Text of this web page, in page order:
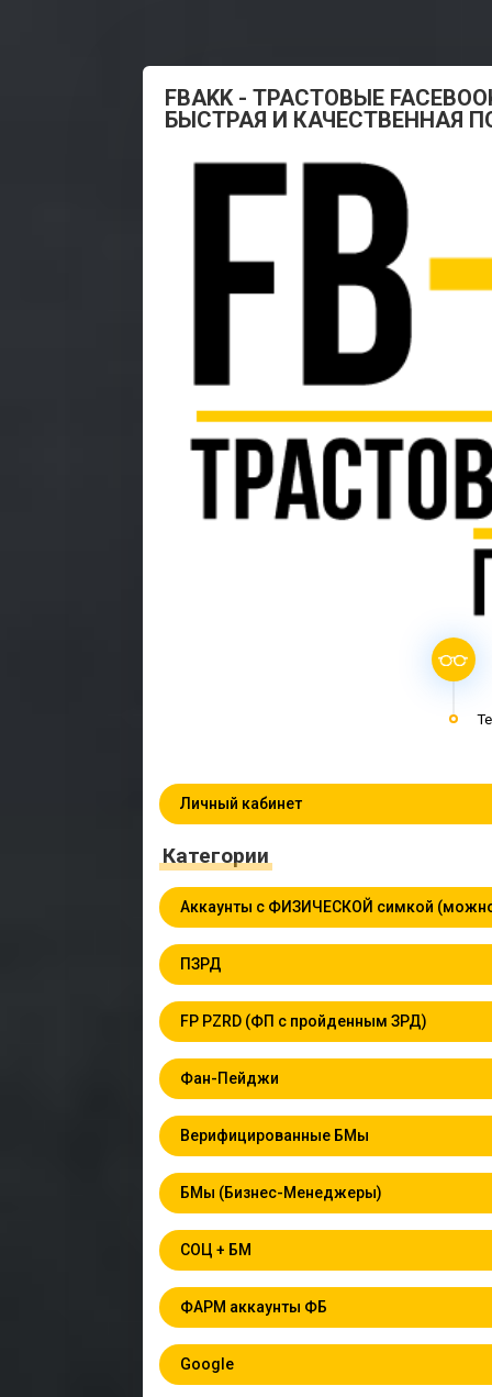
FBAKK - ТРАСТОВЫЕ
БЫСТРАЯ И КАЧЕСТВЕННАЯ
Личный кабинет
Категории
Аккаунты с ФИЗИЧЕСКОЙ симкой
ПЗРД
FP PZRD (ФП с пройденным ЗРД)
Фан-Пейджи
Верифицированные БМы
БМы (Бизнес-Менеджеры)
СОЦ + БМ
ФАРМ аккаунты ФБ
Google